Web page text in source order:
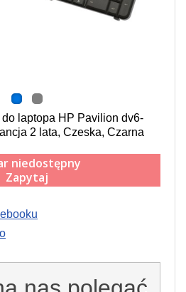
laptopa HP Pavilion dv6-
2 lata, Czeska, Czarna
niedostępny
Zapytaj